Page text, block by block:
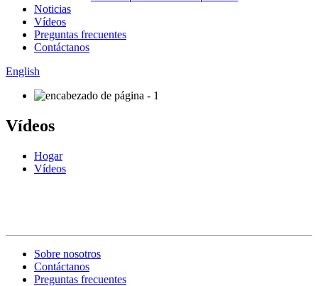
Noticias
Vídeos
Preguntas frecuentes
Contáctanos
English
Vídeos
Hogar
Vídeos
Sobre nosotros
Contáctanos
Preguntas frecuentes